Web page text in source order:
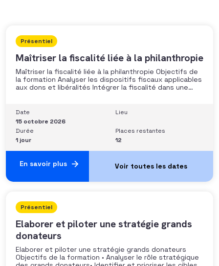
Présentiel
Maîtriser la fiscalité liée à la philanthropie
Maîtriser la fiscalité liée à la philanthropie Objectifs de
la formation Analyser les dispositifs fiscaux applicables
aux dons et libéralités Intégrer la fiscalité dans une
situations nécessitant un arbitrage juridique
Compétences et aptitudes Comprendre les régimes
Date
15 octobre 2026
Lieu
Durée
1 jour
Places restantes
12
En savoir plus
Présentiel
Elaborer et piloter une stratégie grands
donateurs
Elaborer et piloter une stratégie grands donateurs
Objectifs de la formation • Analyser le rôle stratégique